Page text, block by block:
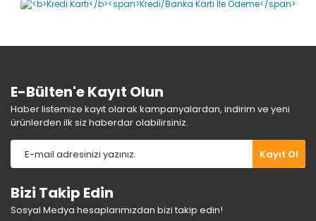
Ürün bilgilerinde hatalar bulunuyor.
E-Bülten'e Kayıt Olun
Haber listemize kayıt olarak kampanyalardan, indirim ve yeni
ürünlerden ilk siz haberdar olabilirsiniz.
Kayıt Ol
Bizi Takip Edin
Sosyal Medya hesaplarımızdan bizi takip edin!